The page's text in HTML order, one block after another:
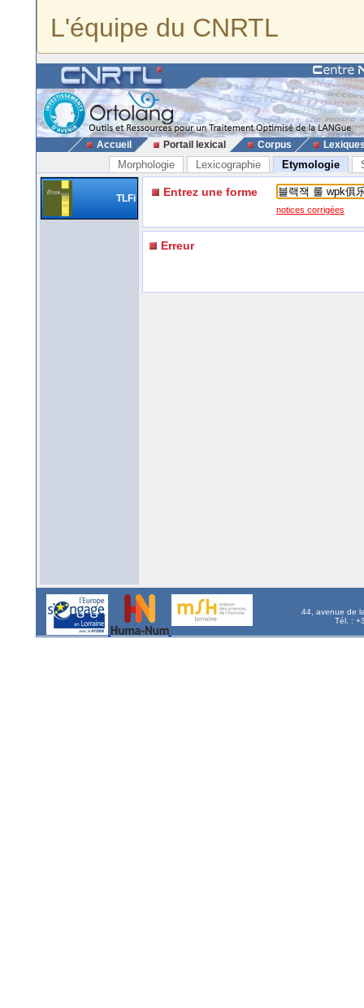
L'équipe du CNRTL
Accueil Portail lexical Corpus
Morphologie Lexicographie Etymologie
TLFi Entrez une forme
notices corrigées
Erreur
44, avenue de
Tél. :